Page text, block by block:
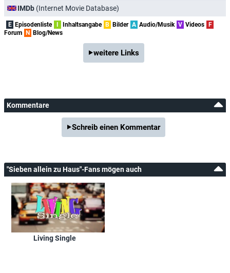
IMDb (Internet Movie Database)
E Episodenliste Inhaltsangabe B Bilder A Audio/Musik V Videos
F
Forum
N Blog/News
weitere Links
Kommentare
Schreib einen Kommentar
"Sieben allein zu Haus"-Fans mögen auch
Living Single